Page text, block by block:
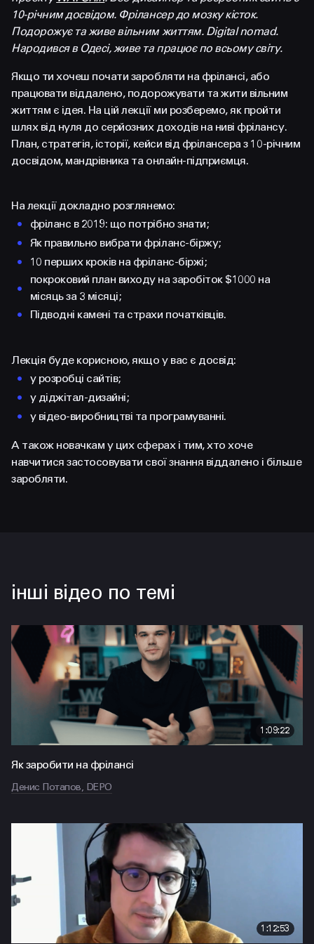
FACEBOOK LINKEDIN
10-річним досвідом. Фрілансер до мозку кісток.
Подорожує та живе вільним життям. Digital nomad.
Народився в Одесі, живе та працює по всьому світу.
Якщо ти хочеш почати заробляти на фрілансі, або
працювати віддалено, подорожувати та жити вільним
життям є ідея. На цій лекції ми розберемо, як пройти
шлях від нуля до серйозних доходів на ниві фрілансу.
План, стратегія, історії, кейси від фрілансера з 10-річним
досвідом, мандрівника та онлайн-підприємця.
На лекції докладно розглянемо:
фріланс в 2019: що потрібно знати;
Як правильно вибрати фріланс-біржу;
10 перших кроків на фріланс-біржі;
покроковий план виходу на заробіток $1000 на
місяць за 3 місяці;
Підводні камені та страхи початківців.
Лекція буде корисною, якщо у вас є досвід:
у розробці сайтів;
у діджітал-дизайні;
у відео-виробництві та програмуванні.
А також новачкам у цих сферах і тим, хто хоче
навчитися застосовувати свої знання віддалено і більше
заробляти.
інші відео по темі
1:09:22
Як заробити на фрілансі
Денис Потапов, DEPO
1:12:53